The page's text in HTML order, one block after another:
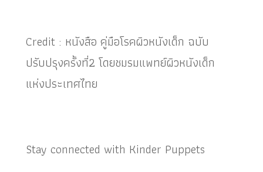
Credit : หนังสือ คู่มือโรคผิวหนังเด็ก ฉบับ
ปรับปรุงครั้งที่2 โดยชมรมแพทย์ผิวหนังเด็ก
แห่งประเทศไทย
Stay connected with Kinder Puppets